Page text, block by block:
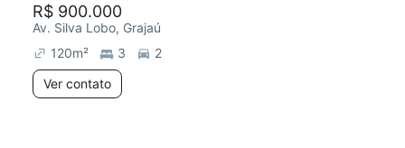
R$ 900.000
Av. Silva Lobo, Grajaú
120m² 3
2
Ver contato